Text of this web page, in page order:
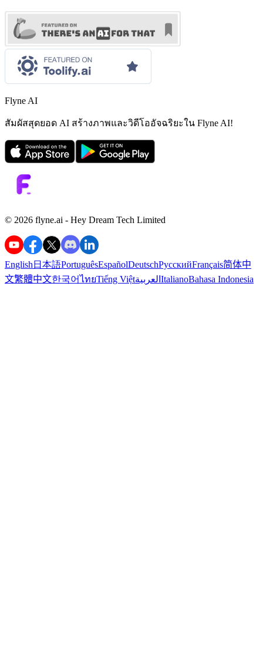
Flyne AI
สัมผัสสุดยอด AI สร้างภาพและวิดีโออัจฉริยะใน Flyne AI!
©️ 2026 flyne.ai - Hey Dream Tech Limited
English 日本語PortuguêsEspañolDeutschРусскийFrançais简体中
文繁體中文한국어ไทยTiếng Việtالعربية ItalianoBahasa Indonesia